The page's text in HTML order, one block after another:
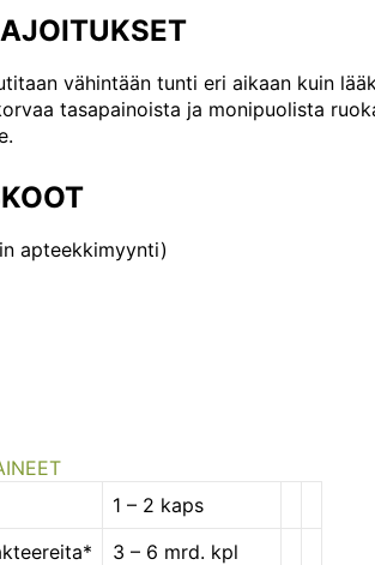
vähintään tunti eri aikaan kuin
tasapainoista ja monipuolista
apteekkimyynti)
1 – 2 kaps
3 – 6 mrd. kpl